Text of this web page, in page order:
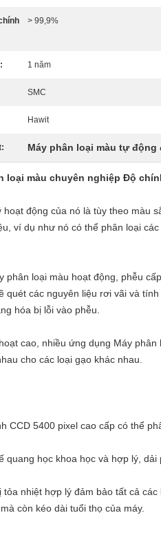
> 99,9%
1 năm
SMC
Hawit
Máy phân loại màu tự động
loại màu chuyên nghiệp Độ
hoạt động của nó là tùy theo màu
ví dụ như nó có thể phân loại
phân loại màu hoạt động, phễu
quét các nguyên liệu rơi vãi và
hóa bị lỗi vào phễu.
cao, nhiều ứng dụng Máy
cho các loại gạo khác nhau.
CCD 5400 pixel cao cấp có thể
quang học khoa học và hợp lý, dải
tỏa nhiệt hợp lý đảm bảo tất cả
còn kéo dài tuổi thọ của máy.